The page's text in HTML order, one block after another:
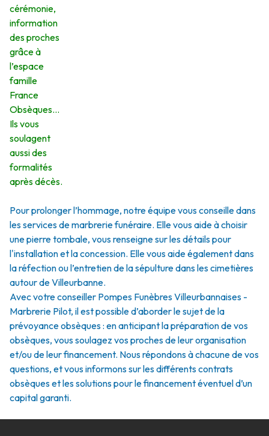
cérémonie,
information
des proches
grâce à
l’espace
famille
France
Obsèques…
Ils vous
soulagent
aussi des
formalités
après décès.
Pour prolonger l’hommage, notre équipe vous conseille dans
les services de marbrerie funéraire. Elle vous aide à choisir
une pierre tombale, vous renseigne sur les détails pour
l'installation et la concession. Elle vous aide également dans
la réfection ou l’entretien de la sépulture dans les cimetières
autour de Villeurbanne.
Avec votre conseiller Pompes Funèbres Villeurbannaises -
Marbrerie Pilot, il est possible d’aborder le sujet de la
prévoyance obsèques : en anticipant la préparation de vos
obsèques, vous soulagez vos proches de leur organisation
et/ou de leur financement. Nous répondons à chacune de vos
questions, et vous informons sur les différents contrats
obsèques et les solutions pour le financement éventuel d’un
capital garanti.